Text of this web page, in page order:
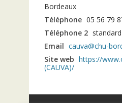
Bordeaux
Téléphone 05 56 79
Téléphone 2
Email cauva@chu-
Site web https://
(CAUVA)/